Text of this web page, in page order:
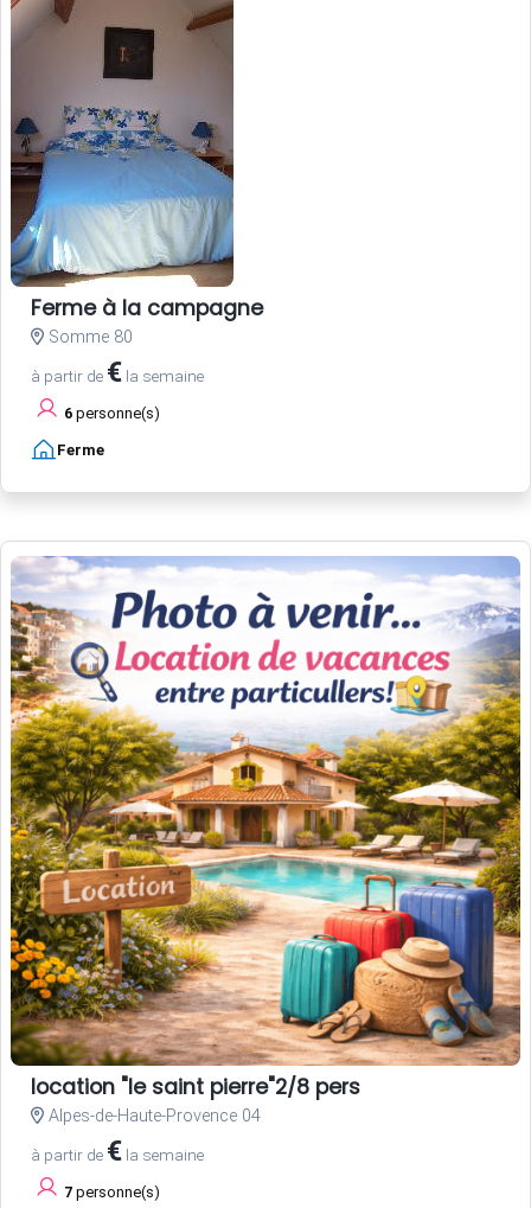
Ferme à la campagne
Somme 80
à partir de € la semaine
6 personne(s)
Ferme
location "le saint pierre"2/8 pers
Alpes-de-Haute-Provence 04
à partir de € la semaine
7 personne(s)